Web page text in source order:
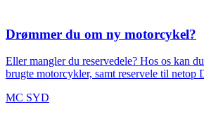
Drømmer du om ny motorcykel?
Eller mangler du reservedele? Hos os kan
brugte motorcykler, samt reservele til netop
MC SYD